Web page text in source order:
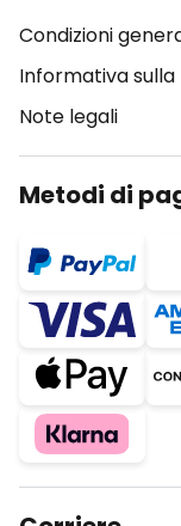
Condizioni
Informativa
Note legali
Metodi di